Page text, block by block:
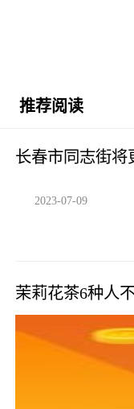
推荐阅读
长春市同志街将
2023-07-09
茉莉花茶6种人